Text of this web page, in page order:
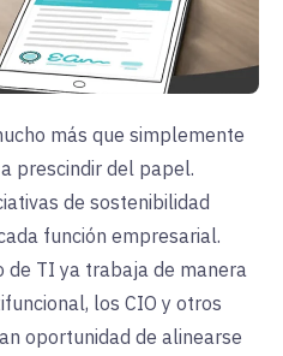
más que simplemente
prescindir del papel.
de sostenibilidad
función empresarial.
TI ya trabaja de manera
los CIO y otros
oportunidad de alinearse